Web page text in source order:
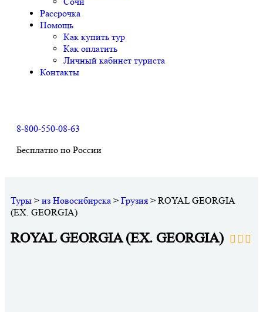
Рассрочка
Помощь
Как купить тур
Как оплатить
Личный кабинет туриста
Контакты
8-800-550-08-63
Бесплатно по России
Туры > из Новосибирска > Грузия > ROYAL GEORGIA
(EX. GEORGIA)
ROYAL GEORGIA (EX. GEORGIA)